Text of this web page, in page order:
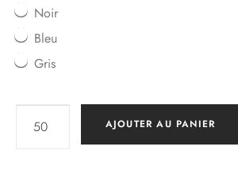
Noir
Bleu
Gris
AJOUTER AU PANIER